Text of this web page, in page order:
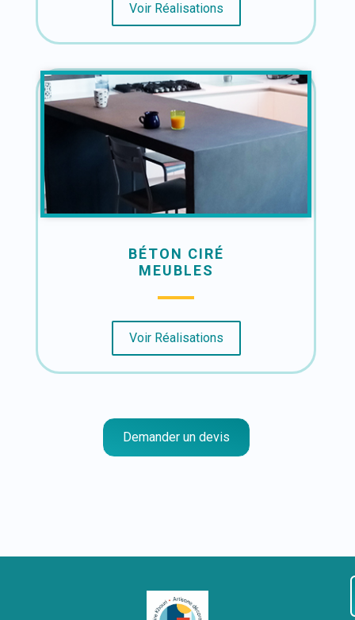
Voir Réalisations
BÉTON CIRÉ
MEUBLES
Voir Réalisations
Demander un devis